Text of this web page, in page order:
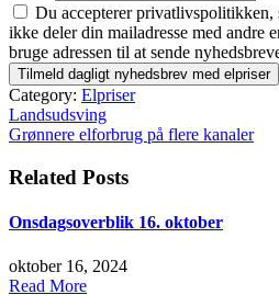
Du accepterer privatlivspolitikken,
ikke deler din mailadresse med andre
bruge adressen til at sende
Category: Elpriser
Indlægsnavigation
Landsudsving
Grønnere elforbrug på flere kanaler
Related Posts
Onsdagsoverblik 16. oktober
oktober 16, 2024
Read More